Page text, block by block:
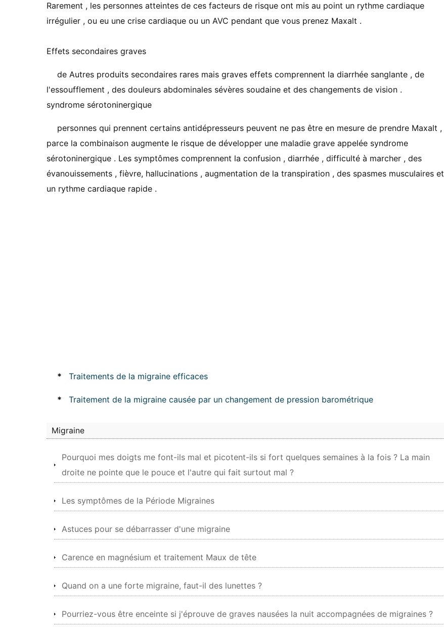
Rarement , les personnes atteintes de ces facteurs de risque ont mis au point un rythme cardiaque
irrégulier , ou eu une crise cardiaque ou un AVC pendant que vous prenez Maxalt .
Effets secondaires graves
de Autres produits secondaires rares mais graves effets comprennent la diarrhée sanglante , de
l'essoufflement , des douleurs abdominales sévères soudaine et des changements de vision .
syndrome sérotoninergique
personnes qui prennent certains antidépresseurs peuvent ne pas être en mesure de prendre Maxalt ,
parce la combinaison augmente le risque de développer une maladie grave appelée syndrome
sérotoninergique . Les symptômes comprennent la confusion , diarrhée , difficulté à marcher , des
évanouissements , fièvre, hallucinations , augmentation de la transpiration , des spasmes musculaires et
un rythme cardiaque rapide .
* Traitements de la migraine efficaces
* Traitement de la migraine causée par un changement de pression barométrique
Migraine
Pourquoi mes doigts me font-ils mal et picotent-ils si fort quelques semaines à la fois ? La main
droite ne pointe que le pouce et l'autre qui fait surtout mal ?
Les symptômes de la Période Migraines
Astuces pour se débarrasser d'une migraine
Carence en magnésium et traitement Maux de tête
Quand on a une forte migraine, faut-il des lunettes ?
Pourriez-vous être enceinte si j'éprouve de graves nausées la nuit accompagnées de migraines ?